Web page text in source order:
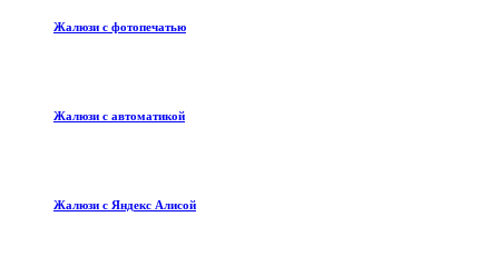
Жалюзи с фотопечатью
Жалюзи с автоматикой
Жалюзи с Яндекс Алисой